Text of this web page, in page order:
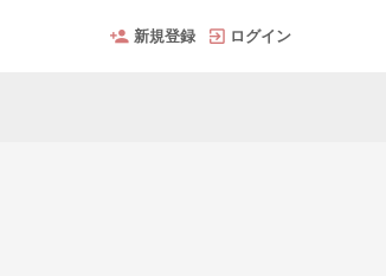
新規登録 ログイン